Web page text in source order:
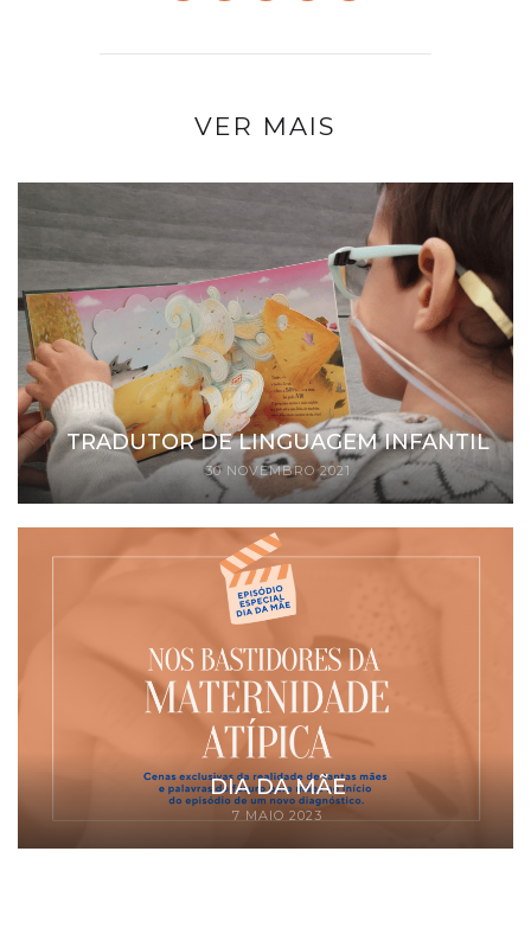
VER MAIS
TRADUTOR DE LINGUAGEM INFANTIL
30 NOVEMBRO 2021
DIA DA MÃE
7 MAIO 2023